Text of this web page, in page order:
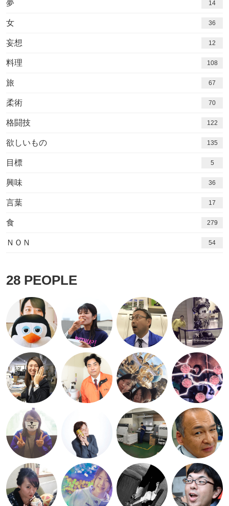
夢 14
女 36
妄想 12
料理 108
旅 67
柔術 70
格闘技 122
欲しいもの 135
目標 5
興味 36
言葉 17
食 279
ＮＯＮ 54
28 PEOPLE